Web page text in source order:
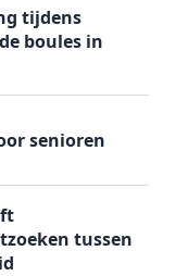
tijdens
boules in
senioren
tussen